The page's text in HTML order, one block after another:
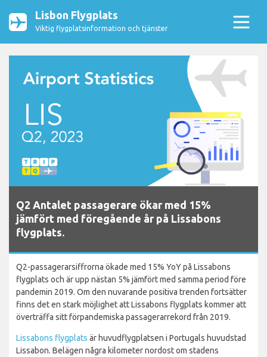
Lisbon Flygplats
Viktig flygplatsinformation och tjänster
Q2 Antalet passagerare ökar med 15%
jämfört med föregående år på Lissabons
flygplats.
Q2-passagerarsiffrorna ökade med 15% YoY på Lissabons
flygplats och är upp nästan 5% jämfört med samma period före
pandemin 2019. Om den nuvarande positiva trenden fortsätter
finns det en stark möjlighet att Lissabons flygplats kommer att
överträffa sitt förpandemiska passagerarrekord från 2019.
Lissabons flygplats är huvudflygplatsen i Portugals huvudstad
Lissabon. Belägen några kilometer nordost om stadens